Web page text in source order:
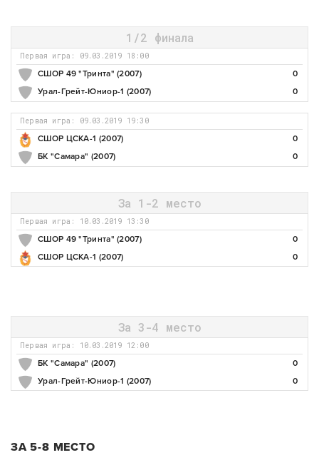
1/2 финала
Первая игра: 09.03.2019 18:00
СШОР 49 "Тринта" (2007)
0
Урал-Грейт-Юниор-1 (2007)
0
Первая игра: 09.03.2019 19:30
СШОР ЦСКА-1 (2007)
0
БК "Самара" (2007)
0
За 1-2 место
Первая игра: 10.03.2019 13:30
СШОР 49 "Тринта" (2007)
0
СШОР ЦСКА-1 (2007)
0
За 3-4 место
Первая игра: 10.03.2019 12:00
БК "Самара" (2007)
0
Урал-Грейт-Юниор-1 (2007)
0
ЗА 5-8 МЕСТО